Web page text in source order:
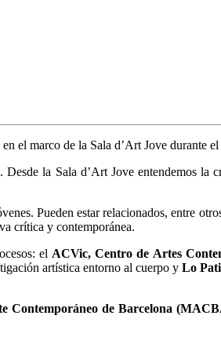
el marco de la Sala d’Art Jove durante
la Sala d’Art Jove entendemos la
Pueden estar relacionados, entre
crítica y contemporánea.
el ACVic, Centro de Artes
artística entorno al cuerpo y Lo
Contemporáneo de Barcelona